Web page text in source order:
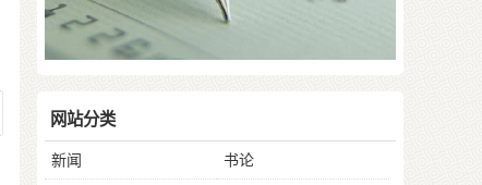
网站分类
新闻 书论